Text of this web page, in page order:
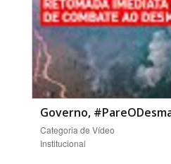
Governo,
Categoria de Vídeo
Institucional